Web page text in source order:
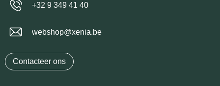
+32 9 349 41 40
webshop@xenia.be
Contacteer ons